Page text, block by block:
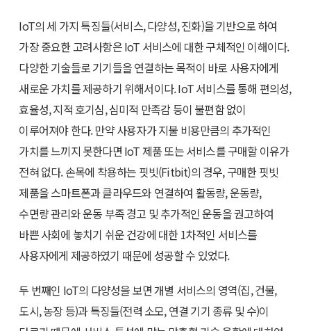
IoT의 세 가지 특징들(서비스, 다양성, 진화)을 기반으로 하여
가장 중요한 고려사항은 IoT 서비스에 대한 구체적인 이해이다.
다양한 기술들로 기기들을 연결하는 목적이 바로 사용자에게
새로운 가치를 제공하기 위해서이다. IoT 서비스를 통해 편의성,
효율성, 지적 호기심, 심미적 만족감 등이 불편함 없이
이루어져야 한다. 만약 사용자가 지불 비용만큼의 추가적인
가치를 느끼지 못한다면 IoT 제품 또는 서비스를 구매할 이유가
전혀 없다. 손목에 착용하는 핏빗(Fitbit)의 경우, 구매한 핏빗
제품을 스마트폰과 클라우드와 연결하여 활동량, 운동량,
수면량 관리와 운동 부족 경고 및 추가적인 운동을 권고하여
바쁜 사회에 놓치기 쉬운 건강에 대한 1차적인 서비스를
사용자에게 제공하였기 때문에 성공할 수 있었다.
두 번째인 IoT의 다양성을 보면 개별 서비스의 영역(집, 건물,
도시, 농장 등)과 특징들(전력 소모, 연결 기기 종류 및 수)이